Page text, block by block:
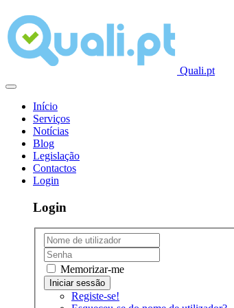
Quali.pt
Início
Serviços
Notícias
Blog
Legislação
Contactos
Login
Login
Memorizar-me
Registe-se!